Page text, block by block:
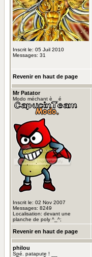
Inscrit le: 05 Juil 2010
Messages: 31
Revenir en haut de page
Mr Patator
Modo méchant è__é
Inscrit le: 02 Nov 2007
Messages: 8249
Localisation: devant une
planche de poly ^_^;
Revenir en haut de page
philou
Spé. patapute !